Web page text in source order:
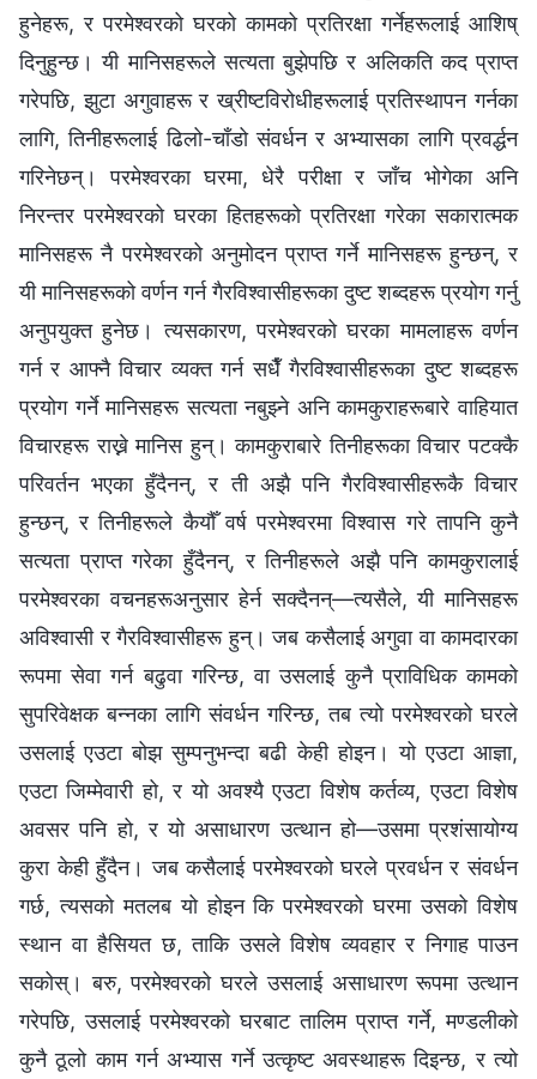
हुनेहरू, र परमेश्‍वरको घरको कामको प्रतिरक्षा गर्नेहरूलाई आशिष्
दिनुहुन्छ। यी मानिसहरूले सत्यता बुझेपछि र अलिकति कद प्राप्त
गरेपछि, झुटा अगुवाहरू र ख्रीष्टविरोधीहरूलाई प्रतिस्थापन गर्नका
लागि, तिनीहरूलाई ढिलो-चाँडो संवर्धन र अभ्यासका लागि प्रवर्द्धन
गरिनेछन्। परमेश्‍वरका घरमा, धेरै परीक्षा र जाँच भोगेका अनि
निरन्तर परमेश्‍वरको घरका हितहरूको प्रतिरक्षा गरेका सकारात्मक
मानिसहरू नै परमेश्‍वरको अनुमोदन प्राप्त गर्ने मानिसहरू हुन्छन्, र
यी मानिसहरूको वर्णन गर्न गैरविश्‍वासीहरूका दुष्ट शब्दहरू प्रयोग गर्नु
अनुपयुक्त हुनेछ। त्यसकारण, परमेश्‍वरको घरका मामलाहरू वर्णन
गर्न र आफ्नै विचार व्यक्त गर्न सधैँ गैरविश्‍वासीहरूका दुष्ट शब्दहरू
प्रयोग गर्ने मानिसहरू सत्यता नबुझ्ने अनि कामकुराहरूबारे वाहियात
विचारहरू राख्ने मानिस हुन्। कामकुराबारे तिनीहरूका विचार पटक्कै
परिवर्तन भएका हुँदैनन्, र ती अझै पनि गैरविश्‍वासीहरूकै विचार
हुन्छन्, र तिनीहरूले कैयौँ वर्ष परमेश्‍वरमा विश्‍वास गरे तापनि कुनै
सत्यता प्राप्त गरेका हुँदैनन्, र तिनीहरूले अझै पनि कामकुरालाई
परमेश्‍वरका वचनहरूअनुसार हेर्न सक्दैनन्—त्यसैले, यी मानिसहरू
अविश्‍वासी र गैरविश्‍वासीहरू हुन्। जब कसैलाई अगुवा वा कामदारका
रूपमा सेवा गर्न बढुवा गरिन्छ, वा उसलाई कुनै प्राविधिक कामको
सुपरिवेक्षक बन्नका लागि संवर्धन गरिन्छ, तब त्यो परमेश्‍वरको घरले
उसलाई एउटा बोझ सुम्पनुभन्दा बढी केही होइन। यो एउटा आज्ञा,
एउटा जिम्मेवारी हो, र यो अवश्यै एउटा विशेष कर्तव्य, एउटा विशेष
अवसर पनि हो, र यो असाधारण उत्थान हो—उसमा प्रशंसायोग्य
कुरा केही हुँदैन। जब कसैलाई परमेश्‍वरको घरले प्रवर्धन र संवर्धन
गर्छ, त्यसको मतलब यो होइन कि परमेश्‍वरको घरमा उसको विशेष
स्थान वा हैसियत छ, ताकि उसले विशेष व्यवहार र निगाह पाउन
सकोस्। बरु, परमेश्‍वरको घरले उसलाई असाधारण रूपमा उत्थान
गरेपछि, उसलाई परमेश्‍वरको घरबाट तालिम प्राप्त गर्ने, मण्डलीको
कुनै ठूलो काम गर्न अभ्यास गर्ने उत्कृष्ट अवस्थाहरू दिइन्छ, र त्यो